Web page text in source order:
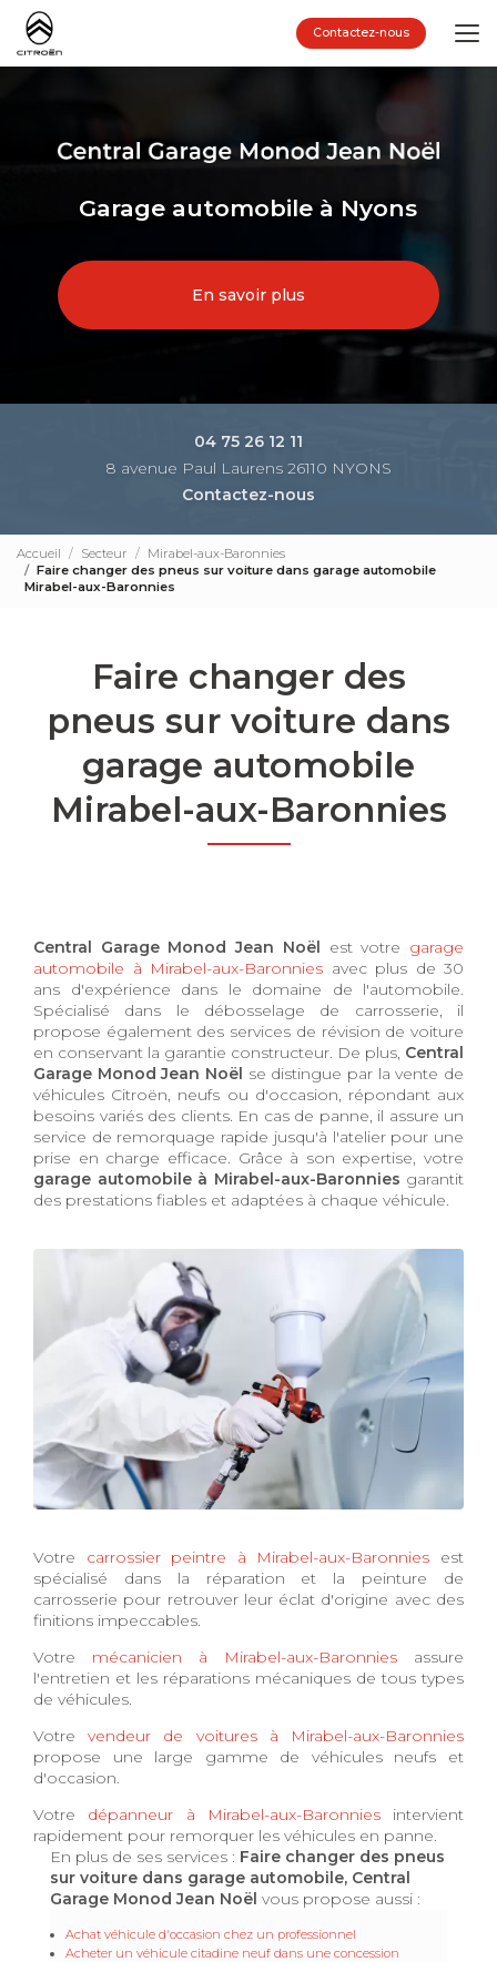
Aller
contenu
principal
Contactez-nous
Garage automobile à Nyons
En savoir plus
04 75 26 12 11
8 avenue Paul Laurens 26110 NYONS
Contactez-nous
Accueil Secteur
Mirabel-aux-Baronnies
Faire changer des pneus sur voiture dans garage automobile
Mirabel-aux-Baronnies
Faire changer des
pneus sur voiture dans
garage automobile
Mirabel-aux-Baronnies
Central Garage Monod Jean Noël est votre garage
automobile à Mirabel-aux-Baronnies avec plus de 30
ans d'expérience dans le domaine de l'automobile.
Spécialisé dans le débosselage de carrosserie, il
propose également des services de révision de voiture
en conservant la garantie constructeur. De plus, Central
Garage Monod Jean Noël se distingue par la vente de
véhicules Citroën, neufs ou d'occasion, répondant aux
besoins variés des clients. En cas de panne, il assure un
service de remorquage rapide jusqu'à l'atelier pour une
prise en charge efficace. Grâce à son expertise, votre
garage automobile à Mirabel-aux-Baronnies garantit
des prestations fiables et adaptées à chaque véhicule.
Votre carrossier peintre à Mirabel-aux-Baronnies est
spécialisé dans la réparation et la peinture de
carrosserie pour retrouver leur éclat d'origine avec des
finitions impeccables.
Votre mécanicien à Mirabel-aux-Baronnies assure
l'entretien et les réparations mécaniques de tous types
de véhicules.
Votrevendeur de voitures à Mirabel-aux-Baronnies
propose une large gamme de véhicules neufs et
d'occasion.
Votre dépanneur à Mirabel-aux-Baronniesintervient
rapidement pour remorquer les véhicules en panne.
En plus de ses services : Faire changer des pneus
sur voiture dans garage automobile, Central
Garage Monod Jean Noël vous propose aussi :
Achat véhicule d'occasion chez un professionnel
Acheter un véhicule citadine neuf dans une concession